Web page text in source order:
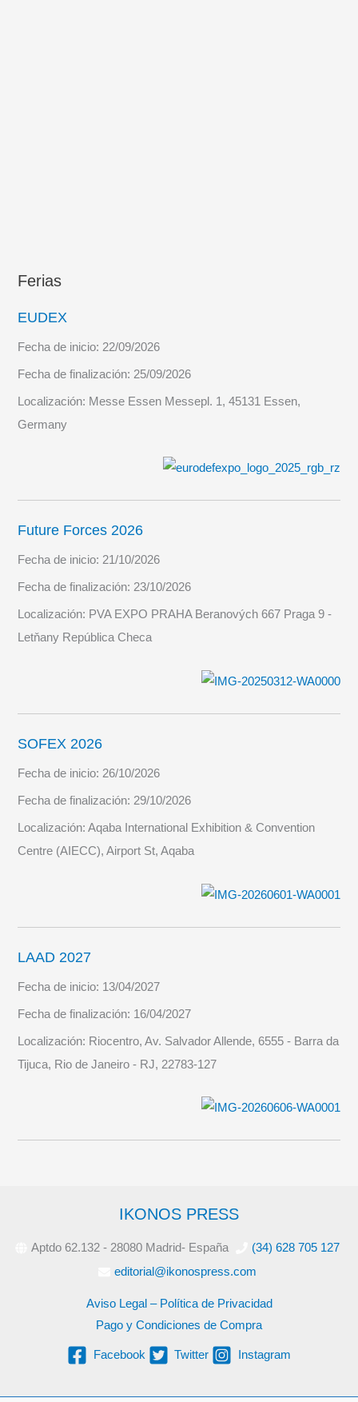
Ferias
EUDEX
Fecha de inicio: 22/09/2026
Fecha de finalización: 25/09/2026
Localización: Messe Essen Messepl. 1, 45131 Essen,
Germany
Future Forces 2026
Fecha de inicio:21/10/2026
Fecha de finalización:23/10/2026
Localización: PVA EXPO PRAHA Beranových 667 Praga 9 -
Letňany República Checa
SOFEX 2026
Fecha de inicio: 26/10/2026
Fecha de finalización: 29/10/2026
Localización:Aqaba International Exhibition & Convention
Centre (AIECC), Airport St, Aqaba
LAAD 2027
Fecha de inicio: 13/04/2027
Fecha de finalización: 16/04/2027
Localización: Riocentro, Av. Salvador Allende, 6555 - Barra da
Tijuca, Rio de Janeiro - RJ, 22783-127
IKONOS PRESS
Aptdo 62.132 - 28080 Madrid- España
(34) 628 705 127
editorial@ikonospress.com
Aviso Legal – Política de Privacidad
Pago y Condiciones de Compra
Facebook Twitter Instagram